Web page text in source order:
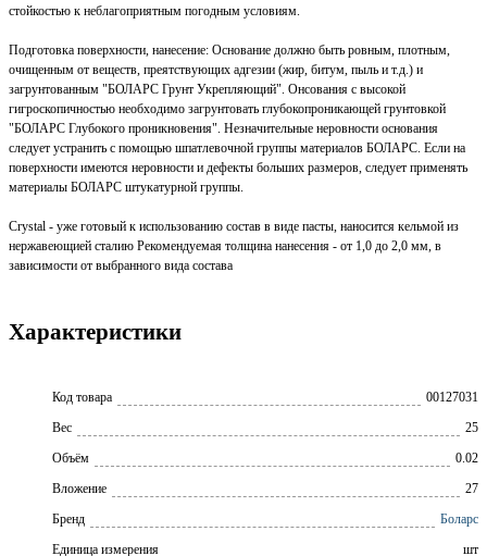
стойкостью к неблагоприятным погодным условиям.
Подготовка поверхности, нанесение: Основание должно быть ровным, плотным,
очищенным от веществ, преятствующих адгезии (жир, битум, пыль и т.д.) и
загрунтованным "БОЛАРС Грунт Укрепляющий". Онсования с высокой
гигроскопичностью необходимо загрунтовать глубокопроникающей грунтовкой
"БОЛАРС Глубокого проникновения". Незначительные неровности основания
следует устранить с помощью шпатлевочной группы материалов БОЛАРС. Если на
поверхности имеются неровности и дефекты больших размеров, следует применять
материалы БОЛАРС штукатурной группы.
Crystal - уже готовый к использованию состав в виде пасты, наносится кельмой из
нержавеющией сталию Рекомендуемая толщина нанесения - от 1,0 до 2,0 мм, в
зависимости от выбранного вида состава
Характеристики
Код товара
00127031
Вес
25
Объём
0.02
Вложение
27
Бренд
Боларс
Единица измерения
шт